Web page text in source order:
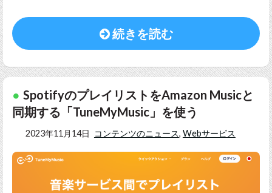
続きを読む
SpotifyのプレイリストをAmazon Musicと
同期する「TuneMyMusic」を使う
2023年11月14日 コンテンツのニュース, Webサービス